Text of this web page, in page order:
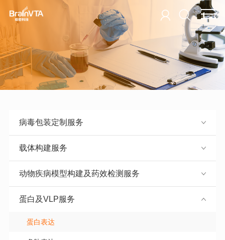
病毒包装定制服务
载体构建服务
动物疾病模型构建及药效检测服务
蛋白及VLP服务
蛋白表达